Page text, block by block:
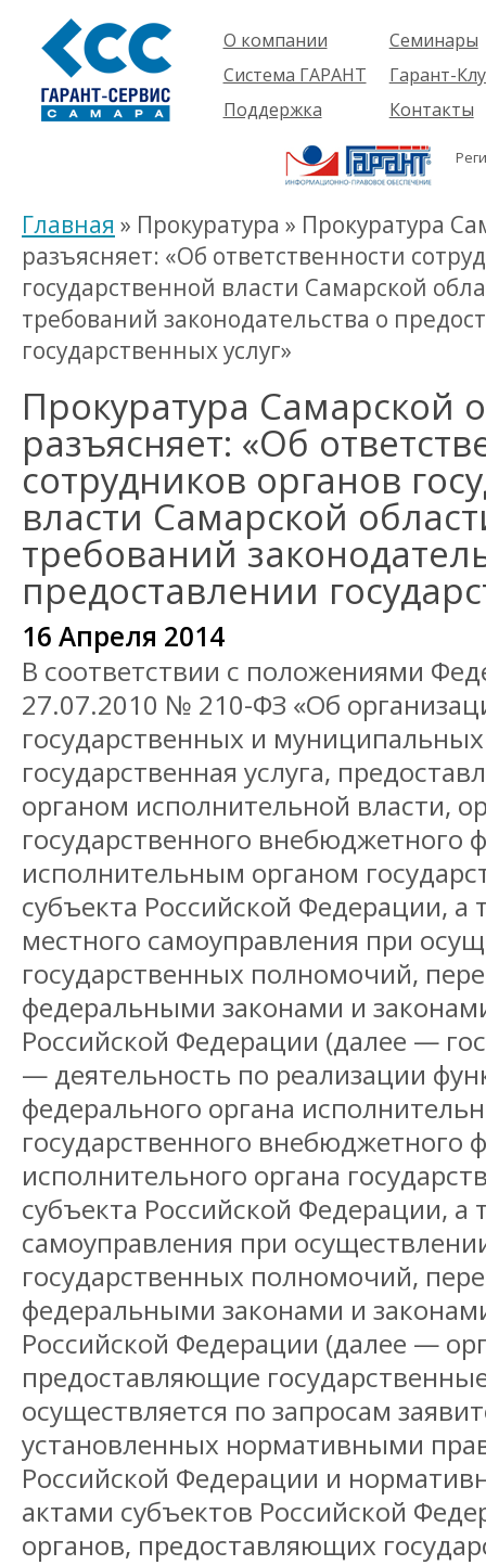
О компании
Компания
Проекты
Партнеры
Вакансии
Реквизиты
Информация
Система ГАРАНТ
О системе
решения
Комплекты
История
Поддержка
Пользователям
Будущим
пользователям
Семинары
Об услуге
семинары
Гарант-
Контакты
Главная » Прокуратура » Прокуратура
разъясняет: «Об ответственности
государственной власти Самарской
требований законодательства о
государственных услуг»
Прокуратура Самарской
разъясняет: «Об
сотрудников органов
власти Самарской
требований
предоставлении
16 Апреля 2014
В соответствии с положениями
27.07.2010 № 210-ФЗ «Об
государственных и муниципальных
государственная услуга,
органом исполнительной власти,
государственного внебюджетного
исполнительным органом
субъекта Российской Федерации, а
местного самоуправления при
государственных полномочий,
федеральными законами и
Российской Федерации (далее —
— деятельность по реализации
федерального органа
государственного внебюджетного
исполнительного органа
субъекта Российской Федерации, а
самоуправления при
государственных полномочий,
федеральными законами и
Российской Федерации (далее —
предоставляющие
осуществляется по запросам
установленных нормативными
Российской Федерации и
актами субъектов Российской
органов, предоставляющих